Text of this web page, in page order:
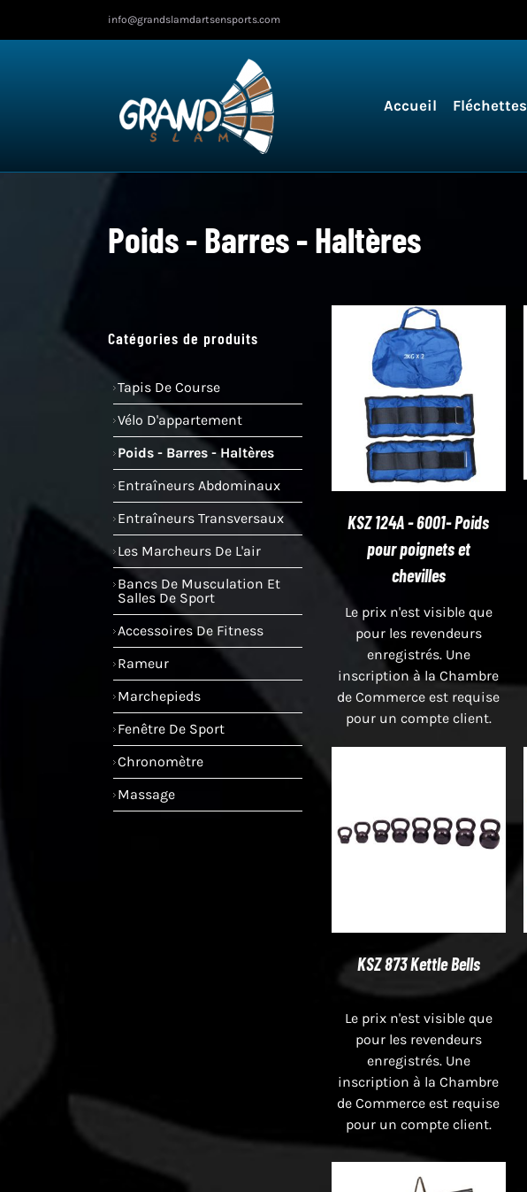
info@grandslamdartsensports.com
Accueil Fléchettes
Poids - Barres - Haltères
KSZ 124A - 6001- Poids
pour poignets et
chevilles
Le prix n'est visible que
pour les revendeurs
enregistrés. Une
inscription à la Chambre
de Commerce est requise
pour un compte client.
KSZ 873 Kettle Bells
Le prix n'est visible que
pour les revendeurs
enregistrés. Une
inscription à la Chambre
de Commerce est requise
pour un compte client.
Catégories de produits
Tapis De Course
Vélo D'appartement
Poids - Barres - Haltères
Entraîneurs Abdominaux
Entraîneurs Transversaux
Les Marcheurs De L'air
Bancs De Musculation Et
Salles De Sport
Accessoires De Fitness
Rameur
Marchepieds
Fenêtre De Sport
Chronomètre
Massage